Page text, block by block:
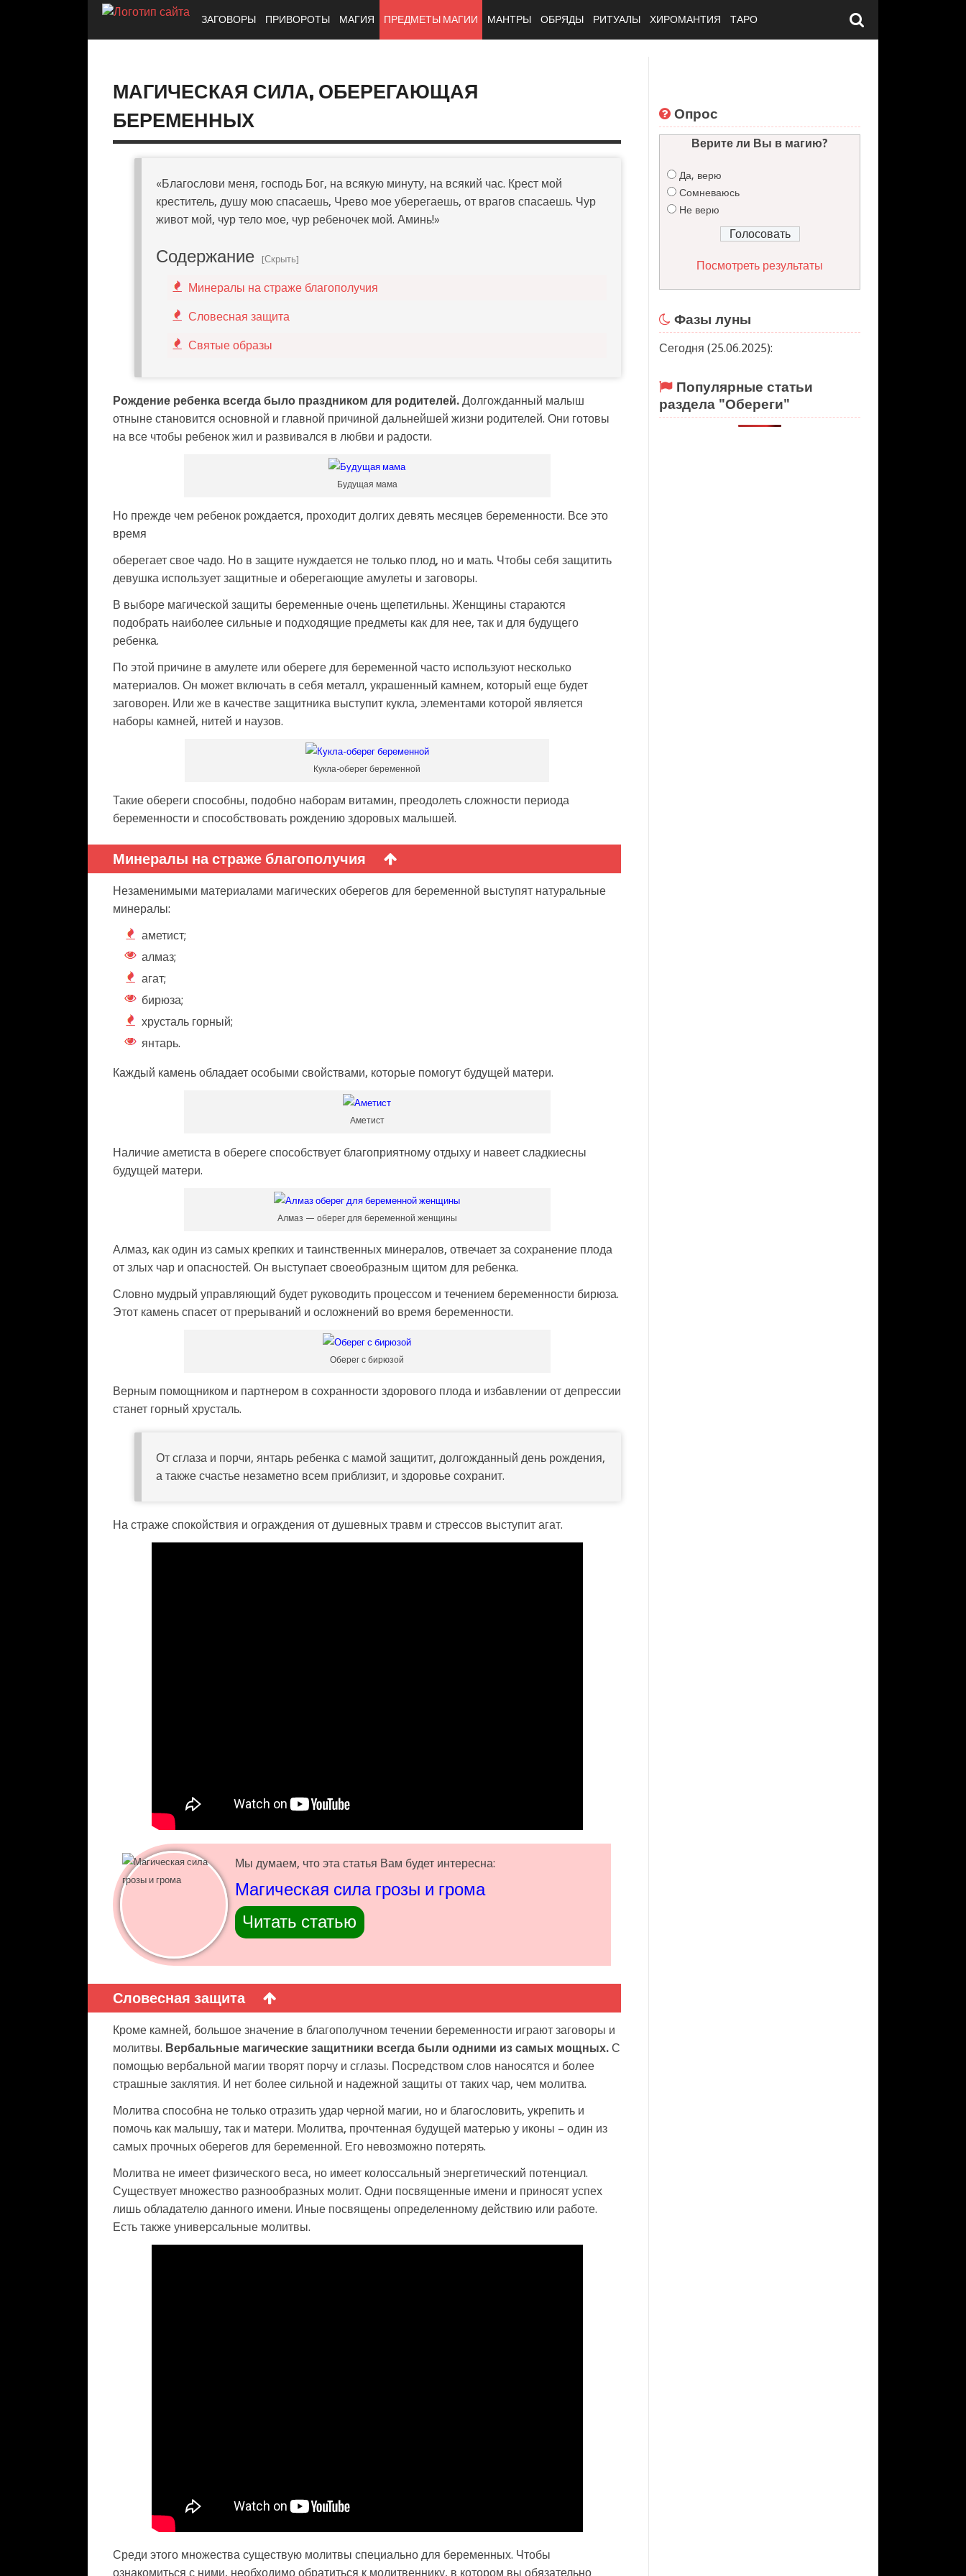
ЗАГОВОРЫ ПРИВОРОТЫ МАГИЯ ПРЕДМЕТЫ МАГИИ МАНТРЫ ОБРЯДЫ РИТУАЛЫ ХИРОМАНТИЯ ТАРО
МАГИЧЕСКАЯ СИЛА, ОБЕРЕГАЮЩАЯ
БЕРЕМЕННЫХ
«Благослови меня, господь Бог, на всякую минуту, на всякий час. Крест мой
креститель, душу мою спасаешь, Чрево мое уберегаешь, от врагов спасаешь. Чур
живот мой, чур тело мое, чур ребеночек мой. Аминь!»
Содержание [Скрыть]
Минералы на страже благополучия
Словесная защита
Святые образы
Рождение ребенка всегда было праздником для родителей.Долгожданный малыш
отныне становится основной и главной причиной дальнейшей жизни родителей. Они готовы
на все чтобы ребенок жил и развивался в любви и радости.
Будущая мама
Но прежде чем ребенок рождается, проходит долгих девять месяцев беременности. Все это
время
оберегает свое чадо. Но в защите нуждается не только плод, но и мать. Чтобы себя защитить
девушка использует защитные и оберегающие амулеты и заговоры.
В выборе магической защиты беременные очень щепетильны. Женщины стараются
подобрать наиболее сильные и подходящие предметы как для нее, так и для будущего
ребенка.
По этой причине в амулете или обереге для беременной часто используют несколько
материалов. Он может включать в себя металл, украшенный камнем, который еще будет
заговорен. Или же в качестве защитника выступит кукла, элементами которой является
наборы камней, нитей и наузов.
Кукла-оберег беременной
Такие обереги способны, подобно наборам витамин, преодолеть сложности периода
беременности и способствовать рождению здоровых малышей.
Минералы на страже благополучия
Незаменимыми материалами магических оберегов для беременной выступят натуральные
минералы:
аметист;
алмаз;
агат;
бирюза;
хрусталь горный;
янтарь.
Каждый камень обладает особыми свойствами, которые помогут будущей матери.
Аметист
Наличие аметиста в обереге способствует благоприятному отдыху и навеет сладкиесны
будущей матери.
Алмаз — оберег для беременной женщины
Алмаз, как один из самых крепких и таинственных минералов, отвечает за сохранение плода
от злых чар и опасностей. Он выступает своеобразным щитом для ребенка.
Словно мудрый управляющий будет руководить процессом и течением беременности бирюза.
Этот камень спасет от прерываний и осложнений во время беременности.
Оберег с бирюзой
Верным помощником и партнером в сохранности здорового плода и избавлении от депрессии
станет горный хрусталь.
От сглаза и порчи, янтарь ребенка с мамой защитит, долгожданный день рождения,
а также счастье незаметно всем приблизит, и здоровье сохранит.
На страже спокойствия и ограждения от душевных травм и стрессов выступит агат.
Мы думаем, что эта статья Вам будет интересна:
Магическая сила грозы и грома
Читать статью
Словесная защита
Кроме камней, большое значение в благополучном течении беременности играют заговоры и
молитвы. Вербальные магические защитники всегда были одними из самых мощных.С
помощью вербальной магии творят порчу и сглазы. Посредством слов наносятся и более
страшные заклятия. И нет более сильной и надежной защиты от таких чар, чем молитва.
Молитва способна не только отразить удар черной магии, но и благословить, укрепить и
помочь как малышу, так и матери. Молитва, прочтенная будущей матерью у иконы – один из
самых прочных оберегов для беременной. Его невозможно потерять.
Молитва не имеет физического веса, но имеет колоссальный энергетический потенциал.
Существует множество разнообразных молит. Одни посвященные имени и приносят успех
лишь обладателю данного имени. Иные посвящены определенному действию или работе.
Есть также универсальные молитвы.
Среди этого множества существую молитвы специально для беременных. Чтобы
ознакомиться с ними, необходимо обратиться к молитвеннику, в котором вы обязательно
Опрос
Верите ли Вы в магию?
Да, верю
Сомневаюсь
Не верю
Посмотреть результаты
Фазы луны
Сегодня (25.06.2025):
Популярные статьи
раздела "Обереги"